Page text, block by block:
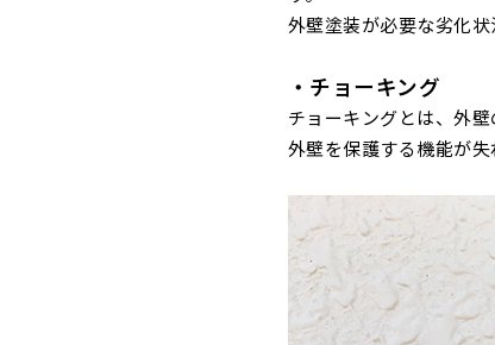
外壁塗装が必要な劣化状
・チョーキング
チョーキングとは、外
外壁を保護する機能が